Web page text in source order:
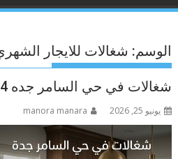
الوسم: شغالات للايجار
شغالات في حي السامر جده 0562346904
يونيو 25, 2026 manora manara